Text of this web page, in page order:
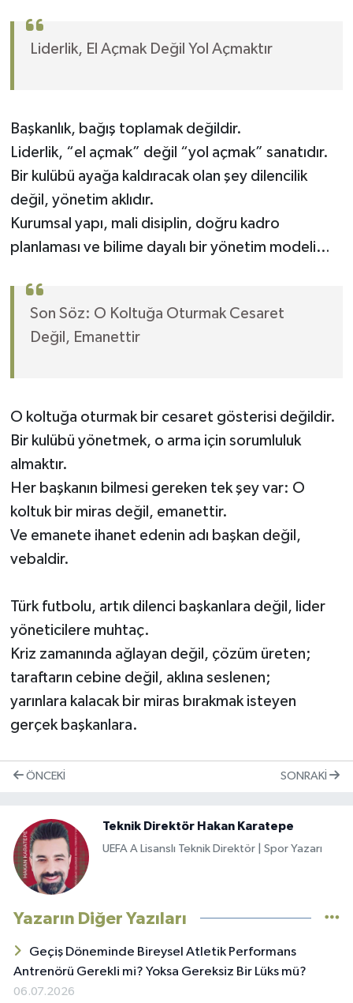
Liderlik, El Açmak Değil Yol Açmaktır
Başkanlık, bağış toplamak değildir.
Liderlik, “el açmak” değil “yol açmak” sanatıdır.
Bir kulübü ayağa kaldıracak olan şey dilencilik
değil, yönetim aklıdır.
Kurumsal yapı, mali disiplin, doğru kadro
planlaması ve bilime dayalı bir yönetim modeli…
Son Söz: O Koltuğa Oturmak Cesaret
Değil, Emanettir
O koltuğa oturmak bir cesaret gösterisi değildir.
Bir kulübü yönetmek, o arma için sorumluluk
almaktır.
Her başkanın bilmesi gereken tek şey var: O
koltuk bir miras değil, emanettir.
Ve emanete ihanet edenin adı başkan değil,
vebaldir.
Türk futbolu, artık dilenci başkanlara değil, lider
yöneticilere muhtaç.
Kriz zamanında ağlayan değil, çözüm üreten;
taraftarın cebine değil, aklına seslenen;
yarınlara kalacak bir miras bırakmak isteyen
gerçek başkanlara.
ÖNCEKI SONRAKI
Teknik Direktör Hakan Karatepe
UEFA A Lisanslı Teknik Direktör | Spor Yazarı
Yazarın Diğer Yazıları
Geçiş Döneminde Bireysel Atletik Performans
Antrenörü Gerekli mi? Yoksa Gereksiz Bir Lüks mü?
06.07.2026